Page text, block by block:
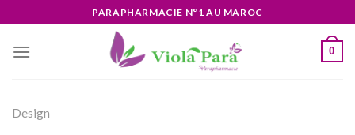
to
content
PARAPHARMACIE N°1 AU MAROC
0
Design